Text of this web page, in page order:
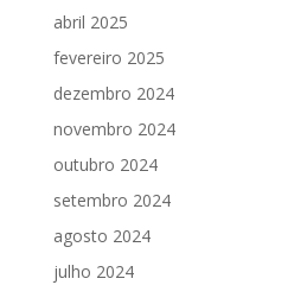
abril 2025
fevereiro 2025
dezembro 2024
novembro 2024
outubro 2024
setembro 2024
agosto 2024
julho 2024